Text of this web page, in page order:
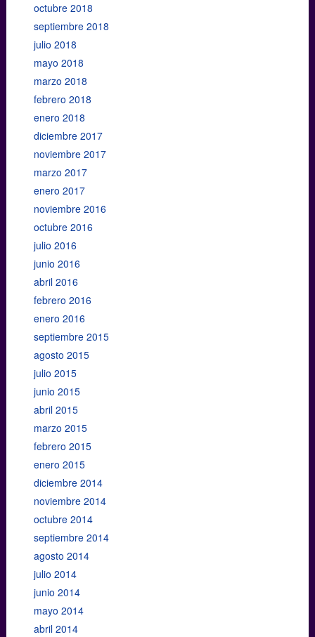
octubre 2018
septiembre 2018
julio 2018
mayo 2018
marzo 2018
febrero 2018
enero 2018
diciembre 2017
noviembre 2017
marzo 2017
enero 2017
noviembre 2016
octubre 2016
julio 2016
junio 2016
abril 2016
febrero 2016
enero 2016
septiembre 2015
agosto 2015
julio 2015
junio 2015
abril 2015
marzo 2015
febrero 2015
enero 2015
diciembre 2014
noviembre 2014
octubre 2014
septiembre 2014
agosto 2014
julio 2014
junio 2014
mayo 2014
abril 2014